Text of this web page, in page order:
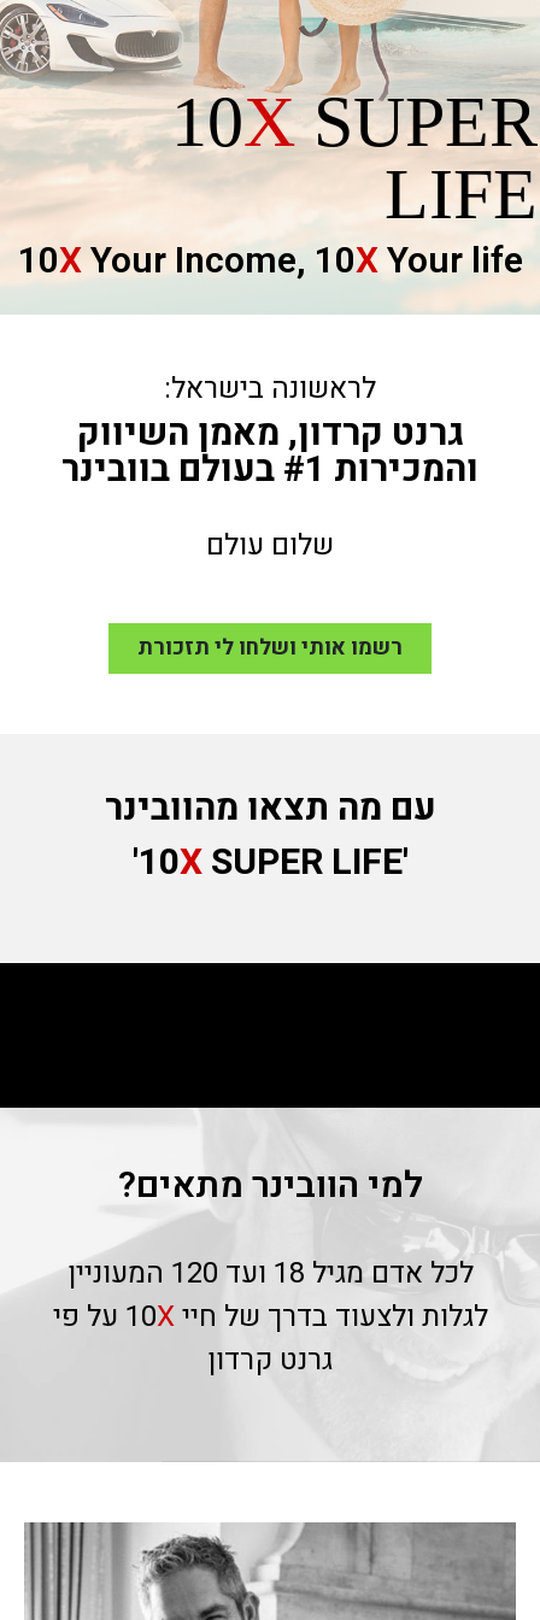
10XSUPER
LIFE
10XYour Income, 10XYour life
לראשונה בישראל:
גרנט קרדון, מאמן השיווק
והמכירות #1 בעולם בוובינר
שלום עולם
רשמו אותי ושלחו לי תזכורת
עם מה תצאו מהוובינר
'10
XSUPER LIFE'
למי הוובינר מתאים?
לכל אדם מגיל 18 ועד 120 המעוניין
לגלות ולצעוד בדרך של חיי 10X
על פי
גרנט קרדון